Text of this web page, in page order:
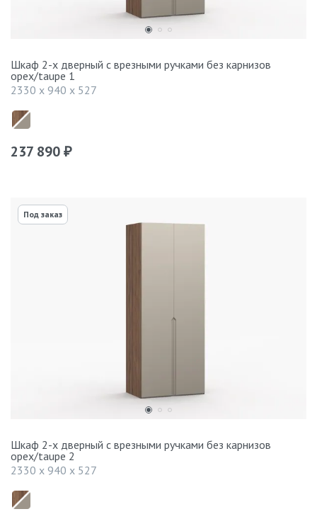
Шкаф 2-х дверный с врезными ручками без карнизов
орех/taupe 1
2330 x 940 x 527
237 890 ₽
Под заказ
Шкаф 2-х дверный с врезными ручками без карнизов
орех/taupe 2
2330 x 940 x 527